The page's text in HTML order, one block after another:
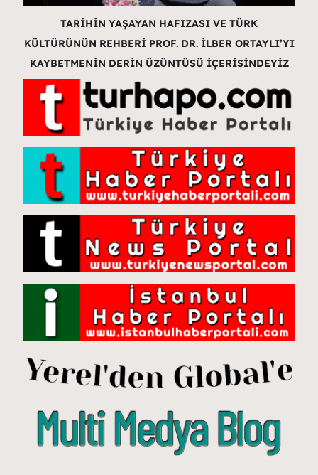
TARİHİN YAŞAYAN HAFIZASI VE TÜRK
KÜLTÜRÜNÜN REHBERİ PROF. DR. İLBER ORTAYLI’YI
KAYBETMENİN DERİN ÜZÜNTÜSÜ İÇERİSİNDEYİZ